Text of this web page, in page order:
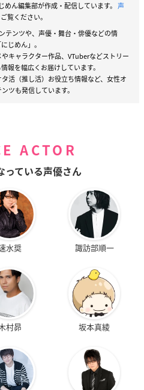
めん編集部が作成・配信しています。 声
覧ください。
テンツや、声優・舞台・俳優などの情
じめん」。
キャラクター作品、VTuberなどストリー
報を幅広くお届けしています。
活（推し活）お役立ち情報など、女性オ
ツも発信しています。
ACTOR
っている声優さん
水奨 諏訪部順一
村昴 坂本真綾